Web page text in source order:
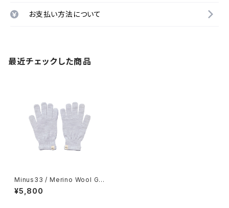
お支払い方法について
最近チェックした商品
Minus33 / Merino Wool Glo
ve
¥5,800